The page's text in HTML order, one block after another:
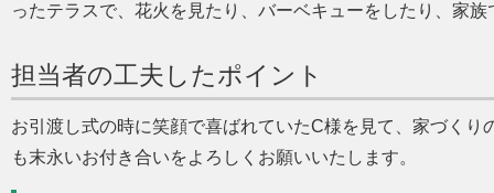
ったテラスで、花火を見たり、バーベキューをしたり、家
担当者の工夫したポイント
お引渡し式の時に笑顔で喜ばれていたC様を見て、家づく
も末永いお付き合いをよろしくお願いいたします。